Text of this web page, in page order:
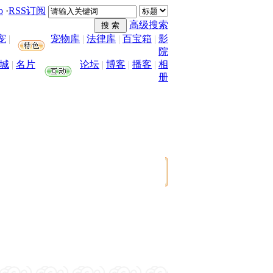
·RSS订阅
高级搜索
| 宠物库 | 法律库 | 百宝箱 | 影
院
| 名片 论坛 | 博客 | 播客 | 相
册